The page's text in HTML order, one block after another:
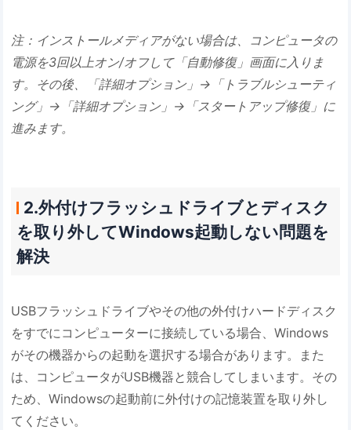
注：インストールメディアがない場合は、コンピュータの
電源を3回以上オン/オフして「自動修復」画面に入りま
す。その後、「詳細オプション」→「トラブルシューティ
ング」→「詳細オプション」→「スタートアップ修復」に
進みます。
2.外付けフラッシュドライブとディスク
を取り外してWindows起動しない問題を
解決
USBフラッシュドライブやその他の外付けハードディスク
をすでにコンピューターに接続している場合、Windows
がその機器からの起動を選択する場合があります。また
は、コンピュータがUSB機器と競合してしまいます。その
ため、Windowsの起動前に外付けの記憶装置を取り外し
てください。